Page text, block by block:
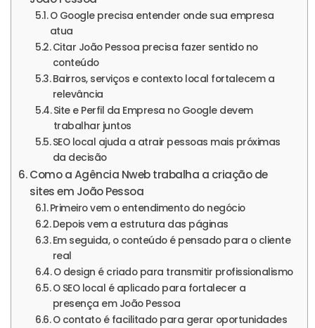
O Google precisa entender onde sua empresa
atua
Citar João Pessoa precisa fazer sentido no
conteúdo
Bairros, serviços e contexto local fortalecem a
relevância
Site e Perfil da Empresa no Google devem
trabalhar juntos
SEO local ajuda a atrair pessoas mais próximas
da decisão
Como a Agência Nweb trabalha a criação de
sites em João Pessoa
Primeiro vem o entendimento do negócio
Depois vem a estrutura das páginas
Em seguida, o conteúdo é pensado para o cliente
real
O design é criado para transmitir profissionalismo
O SEO local é aplicado para fortalecer a
presença em João Pessoa
O contato é facilitado para gerar oportunidades